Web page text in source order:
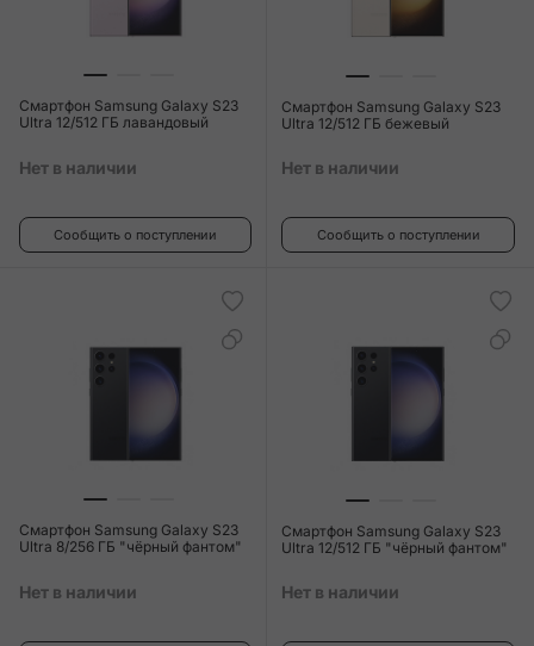
Смартфон Samsung Galaxy S23
Ultra 12/512 ГБ лавандовый
Нет в наличии
Сообщить о поступлении
Смартфон Samsung Galaxy S23
Ultra 12/512 ГБ бежевый
Нет в наличии
Сообщить о поступлении
Смартфон Samsung Galaxy S23
Ultra 8/256 ГБ "чёрный фантом"
Нет в наличии
Смартфон Samsung Galaxy S23
Ultra 12/512 ГБ "чёрный фантом"
Нет в наличии